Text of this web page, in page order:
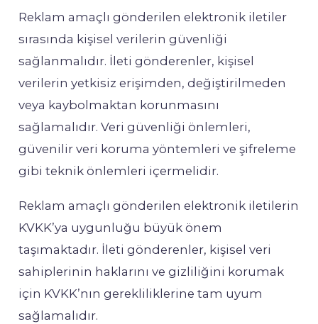
Reklam amaçlı gönderilen elektronik iletiler
sırasında kişisel verilerin güvenliği
sağlanmalıdır. İleti gönderenler, kişisel
verilerin yetkisiz erişimden, değiştirilmeden
veya kaybolmaktan korunmasını
sağlamalıdır. Veri güvenliği önlemleri,
güvenilir veri koruma yöntemleri ve şifreleme
gibi teknik önlemleri içermelidir.
Reklam amaçlı gönderilen elektronik iletilerin
KVKK’ya uygunluğu büyük önem
taşımaktadır. İleti gönderenler, kişisel veri
sahiplerinin haklarını ve gizliliğini korumak
için KVKK’nın gerekliliklerine tam uyum
sağlamalıdır.